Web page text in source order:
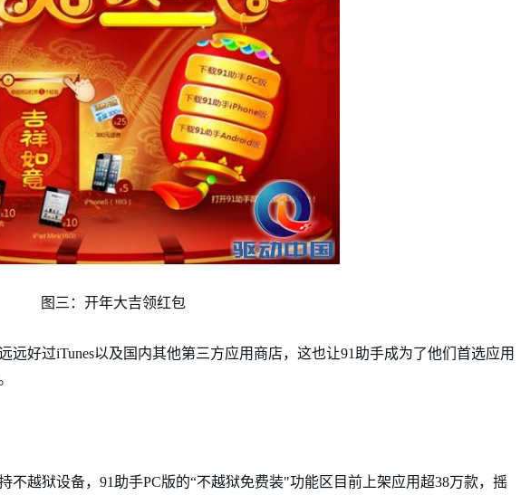
图三：开年大吉领红包
远好过iTunes以及国内其他第三方应用商店，这也让91助手成为了他们首选应用
不越狱设备，91助手PC版的“不越狱免费装"功能区目前上架应用超38万款，摇